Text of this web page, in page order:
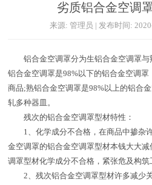
劣质铝合金空调
来源: 管理员 | 发布时间:
铝合金空调罩分为生铝合金空调罩与
铝合金空调罩是98%以下的铝合金空调
商品;熟铝合金空调罩是98%以上的铝合
轧多种器皿。
残次的铝合金空调罩型材特性：
1、化学成分不合格，在商品中掺杂
金空调罩的铝合金空调罩型材本钱大大
调罩型材化学成分不合格，紧张危及构筑
2、残次铝合金空调罩型材许多减少